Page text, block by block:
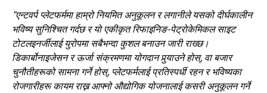
"एन्टवर्प प्लेटफर्ममा हाम्रो नियमित अनुकूलन र लगानीले यसको दीर्घकालीन
भविष्य सुनिश्चित गर्दछ र यो एकीकृत रिफाइनिङ-पेट्रोकेमिकल साइट
टोटलइनर्जीलाई युरोपमा सबैभन्दा कुशल बनाउन जारी राख्छ।
डिकार्बोनाइजेसन र ऊर्जा संक्रमणमा योगदान पुर्‍याउने होस्, वा बजार
चुनौतीहरूको सामना गर्ने होस्, प्लेटफर्मलाई प्रतिस्पर्धी रहन र भविष्यका
रोजगारीहरू कायम राख्न आफ्नो औद्योगिक योजनालाई कसरी अनुकूलन गर्ने